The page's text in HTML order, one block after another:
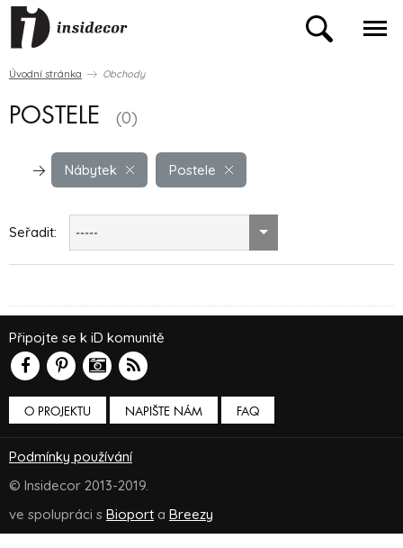
Úvodní stránka Obchody
POSTELE (0)
Nábytek Postele
Seřadit: -----
O PROJEKTU NAPIŠTE NÁM
Připojte se k iD komunitě
FAQ
Podmínky používání
© Insidecor 2013-2019.
ve spolupráci s Bioport a Breezy